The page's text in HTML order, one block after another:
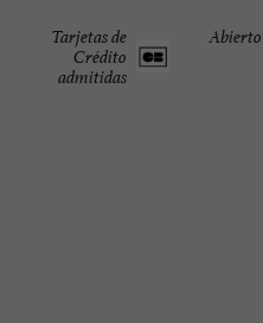
Tarjetas de
Crédito
admitidas